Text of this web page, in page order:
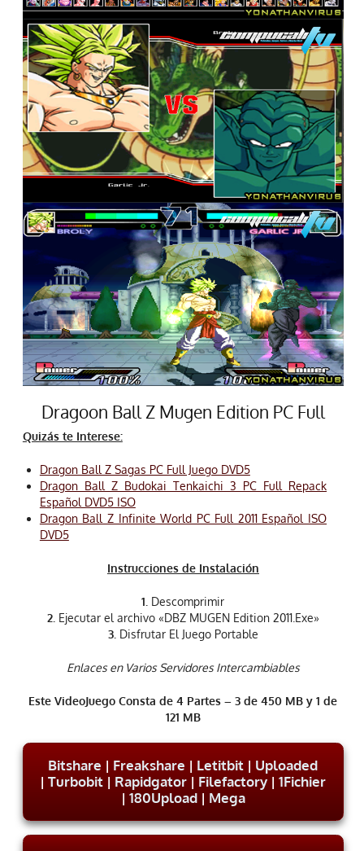
Dragoon Ball Z Mugen Edition PC Full
Quizás te Interese:
Dragon Ball Z Sagas PC Full Juego DVD5
Dragon Ball Z Budokai Tenkaichi 3 PC Full Repack
Español DVD5 ISO
Dragon Ball Z Infinite World PC Full 2011 Español ISO
DVD5
Instrucciones de Instalación
1. Descomprimir
2.Ejecutar el archivo «DBZ MUGEN Edition 2011.Exe»
3.Disfrutar El Juego Portable
Enlaces en Varios Servidores Intercambiables
Este VideoJuego Consta de 4 Partes – 3 de 450 MB y 1 de
121 MB
Bitshare | Freakshare | Letitbit | Uploaded
|Turbobit | Rapidgator | Filefactory |1Fichier
| 180Upload| Mega